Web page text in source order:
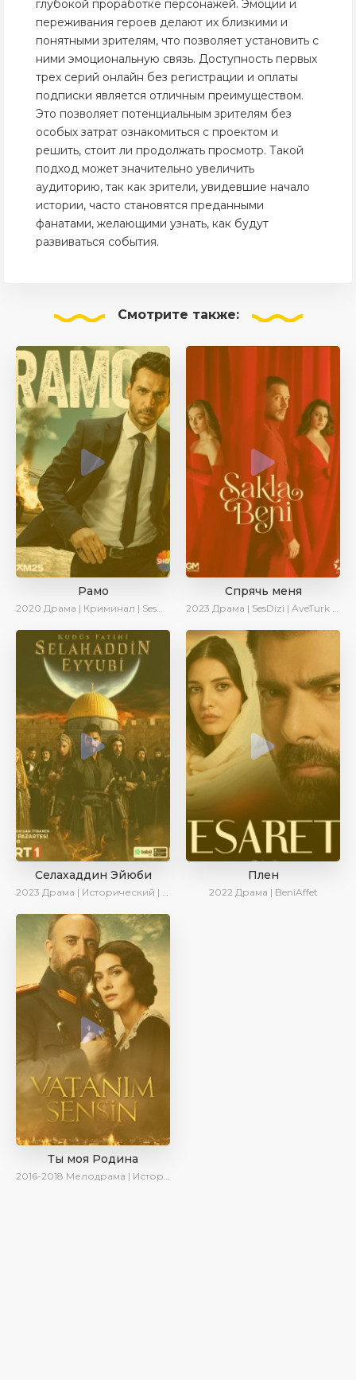
глубокой проработке персонажей. Эмоции и
переживания героев делают их близкими и
понятными зрителям, что позволяет установить с
ними эмоциональную связь. Доступность первых
трех серий онлайн без регистрации и оплаты
подписки является отличным преимуществом.
Это позволяет потенциальным зрителям без
особых затрат ознакомиться с проектом и
решить, стоит ли продолжать просмотр. Такой
подход может значительно увеличить
аудиторию, так как зрители, увидевшие начало
истории, часто становятся преданными
фанатами, желающими узнать, как будут
развиваться события.
Смотрите также:
Рамо
2020 Драма | Криминал | SesDizi | Ирина Котова
Спрячь меня
2023 Драма | SesDizi | AveTurk | AlisaDirilis | Сериалы 2023
Селахаддин Эйюби
2023 Драма | Исторический | Сериалы 2023
Плен
2022 Драма | BeniAffet
Ты моя Родина
2016-2018 Мелодрама | Исторический | Военный | Turok1990